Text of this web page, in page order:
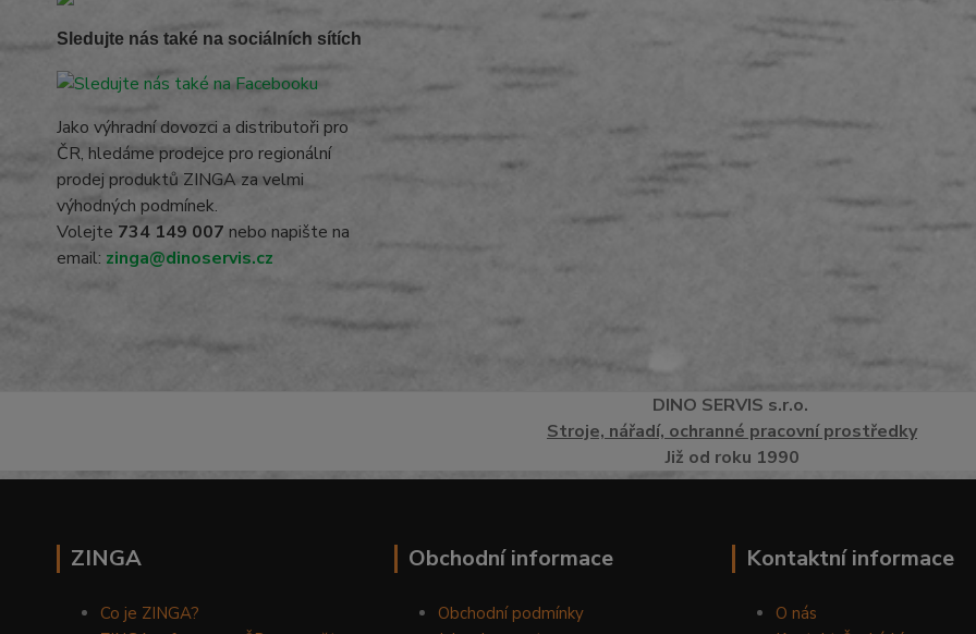
Sledujte nás také na sociálních sítích
Jako výhradní dovozci a distributoři pro
ČR, hledáme prodejce pro regionální
prodej produktů ZINGA za velmi
výhodných podmínek.
Volejte 734 149 007 nebo napište na
email: zinga@dinoservis.cz
DINO SERVIS s.r.o.
Stroje, nářadí, ochranné pracovní prostředky
Již od roku 1990
ZINGA
Co je ZINGA?
Obchodní informace
Obchodní podmínky
Kontaktní informace
O nás